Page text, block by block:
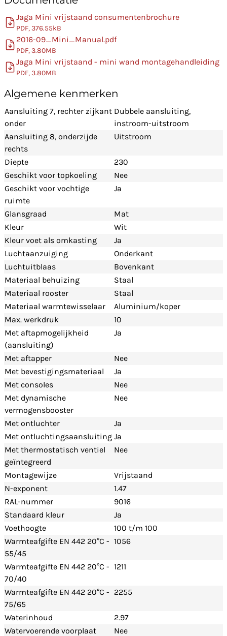
Jaga Mini vrijstaand consumentenbrochure
PDF, 376.55kB
2016-09_Mini_Manual.pdf
PDF, 3.80MB
Jaga Mini vrijstaand - mini wand montagehandleiding
PDF, 3.80MB
Algemene kenmerken
Aansluiting 7, rechter zijkant
onder
Dubbele aansluiting,
instroom-uitstroom
Aansluiting 8, onderzijde
rechts
Uitstroom
Diepte
230
Geschikt voor topkoeling
Nee
Geschikt voor vochtige
ruimte
Ja
Glansgraad
Mat
Kleur
Wit
Kleur voet als omkasting
Ja
Luchtaanzuiging
Onderkant
Luchtuitblaas
Bovenkant
Materiaal behuizing
Staal
Materiaal rooster
Staal
Materiaal warmtewisselaar
Aluminium/koper
Max. werkdruk
10
Met aftapmogelijkheid
(aansluiting)
Ja
Met aftapper
Nee
Met bevestigingsmateriaal
Ja
Met consoles
Nee
Met dynamische
vermogensbooster
Nee
Met ontluchter
Ja
Met ontluchtingsaansluiting Ja
Met thermostatisch ventiel
geïntegreerd
Nee
Montagewijze
Vrijstaand
N-exponent
1.47
RAL-nummer
9016
Standaard kleur
Ja
Voethoogte
100 t/m 100
Warmteafgifte EN 442 20°C -
55/45
1056
Warmteafgifte EN 442 20°C -
70/40
1211
Warmteafgifte EN 442 20°C -
75/65
2255
Waterinhoud
2.97
Watervoerende voorplaat
Nee